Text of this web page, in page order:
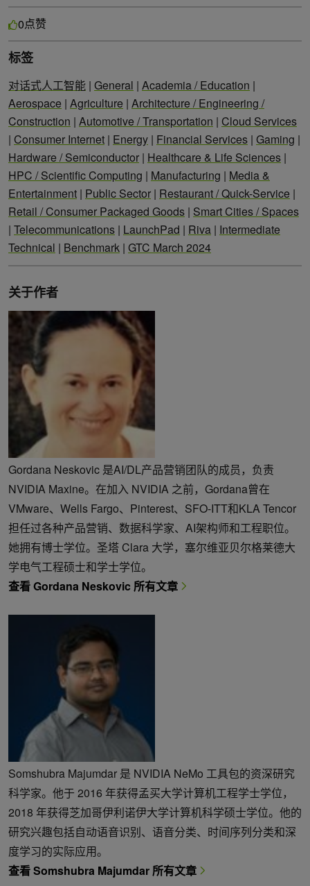
0点赞
标签
对话式人工智能 | General | Academia / Education |
Aerospace | Agriculture | Architecture / Engineering /
Construction | Automotive / Transportation | Cloud Services
| Consumer Internet | Energy | Financial Services | Gaming |
Hardware / Semiconductor | Healthcare & Life Sciences |
HPC / Scientific Computing | Manufacturing | Media &
Entertainment | Public Sector | Restaurant / Quick-Service |
Retail / Consumer Packaged Goods | Smart Cities / Spaces
| Telecommunications | LaunchPad | Riva | Intermediate
Technical | Benchmark | GTC March 2024
关于作者
Gordana Neskovic 是AI/DL产品营销团队的成员，负责
NVIDIA Maxine。在加入 NVIDIA 之前，Gordana曾在
VMware、Wells Fargo、Pinterest、SFO-ITT和KLA Tencor
担任过各种产品营销、数据科学家、AI架构师和工程职位。
她拥有博士学位。圣塔 Clara 大学，塞尔维亚贝尔格莱德大
学电气工程硕士和学士学位。
查看 Gordana Neskovic 所有文章
Somshubra Majumdar 是 NVIDIA NeMo 工具包的资深研究
科学家。他于 2016 年获得孟买大学计算机工程学士学位，
2018 年获得芝加哥伊利诺伊大学计算机科学硕士学位。他的
研究兴趣包括自动语音识别、语音分类、时间序列分类和深
度学习的实际应用。
查看 Somshubra Majumdar 所有文章